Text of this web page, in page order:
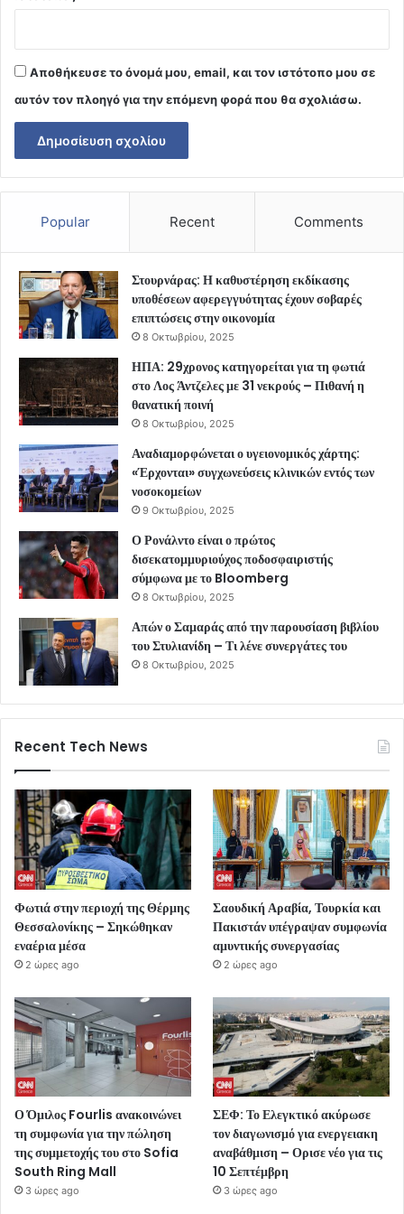
Αποθήκευσε το όνομά μου, email, και τον ιστότοπο μου σε
αυτόν τον πλοηγό για την επόμενη φορά που θα σχολιάσω.
Popular Recent Comments
Στουρνάρας: Η καθυστέρηση εκδίκασης
υποθέσεων αφερεγγυότητας έχουν σοβαρές
επιπτώσεις στην οικονομία
8 Οκτωβρίου, 2025
ΗΠΑ: 29χρονος κατηγορείται για τη φωτιά
στο Λος Άντζελες με 31 νεκρούς – Πιθανή η
θανατική ποινή
8 Οκτωβρίου, 2025
Αναδιαμορφώνεται ο υγειονομικός χάρτης:
«Έρχονται» συγχωνεύσεις κλινικών εντός των
νοσοκομείων
9 Οκτωβρίου, 2025
Ο Ρονάλντο είναι ο πρώτος
δισεκατομμυριούχος ποδοσφαιριστής
σύμφωνα με το Bloomberg
8 Οκτωβρίου, 2025
Απών ο Σαμαράς από την παρουσίαση βιβλίου
του Στυλιανίδη – Τι λένε συνεργάτες του
8 Οκτωβρίου, 2025
Recent Tech News
Φωτιά στην περιοχή της Θέρμης
Θεσσαλονίκης – Σηκώθηκαν
εναέρια μέσα
2 ώρες ago
Σαουδική Αραβία, Τουρκία και
Πακιστάν υπέγραψαν συμφωνία
αμυντικής συνεργασίας
2 ώρες ago
Ο Όμιλος Fourlis ανακοινώνει
τη συμφωνία για την πώληση
της συμμετοχής του στο Sofia
South Ring Mall
3 ώρες ago
ΣΕΦ: Το Ελεγκτικό ακύρωσε
τον διαγωνισμό για ενεργειακη
αναβάθμιση – Ορισε νέο για τις
10 Σεπτέμβρη
3 ώρες ago